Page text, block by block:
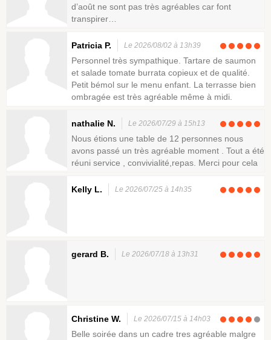
d’août ne sont pas très agréables car font
transpirer…
Patricia P. Le 2026/08/02 à 13h39
Personnel très sympathique. Tartare de saumon
et salade tomate burrata copieux et de qualité.
Petit bémol sur le menu enfant. La terrasse bien
ombragée est très agréable même à midi.
nathalie N. Le 2026/07/29 à 15h13
Nous étions une table de 12 personnes nous
avons passé un très agréable moment . Tout a été
réuni service , convivialité,repas. Merci pour cela
Kelly L. Le 2026/07/25 à 14h35
gerard B. Le 2026/07/18 à 13h31
Christine W. Le 2026/07/15 à 14h03
Belle soirée dans un cadre tres agréable malgre